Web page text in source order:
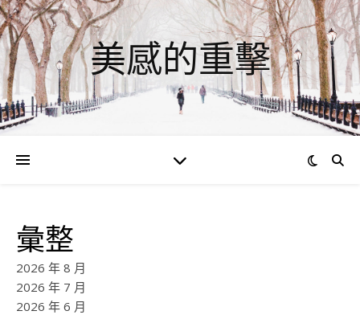
美感的重擊
彙整
2026 年 8 月
2026 年 7 月
2026 年 6 月